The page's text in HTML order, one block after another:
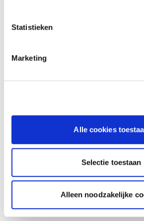
Statistieken
Marketing
Alle cookies
Selectie toestaan
Alleen noodzakelijke